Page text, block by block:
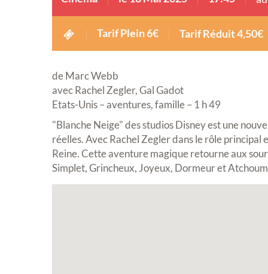
Tarif Plein 6€ Tarif Réduit 4,50€
de Marc Webb
avec Rachel Zegler, Gal Gadot
Etats-Unis – aventures, famille – 1 h 49
"Blanche Neige" des studios Disney est une
réelles. Avec Rachel Zegler dans le rôle
Reine. Cette aventure magique retourne aux
Simplet, Grincheux, Joyeux, Dormeur et